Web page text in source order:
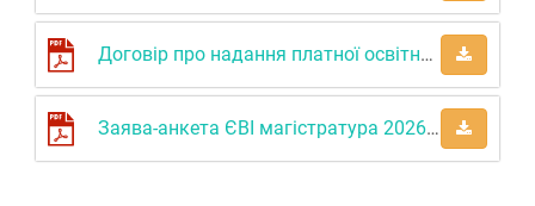
Договір про надання платної освітньої послуги
Заява-анкета ЄВІ магістратура 2026 спеціальна сесія